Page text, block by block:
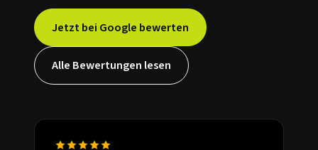
Jetzt bei Google bewerten
Alle Bewertungen lesen